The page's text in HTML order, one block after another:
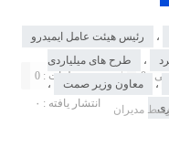
،
رئیس هیئت عامل ایمیدرو
،
طرح های میلیاردی
، معاون وزیر صمت
،
مجموع نظرات : 0 : 0
انتشار یافته : ۰
مدیران